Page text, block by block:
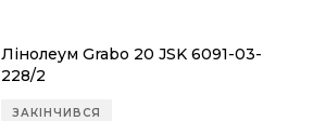
Лінолеум Grabo 20 JSK 6091-03-
228/2
ЗАКІНЧИВСЯ